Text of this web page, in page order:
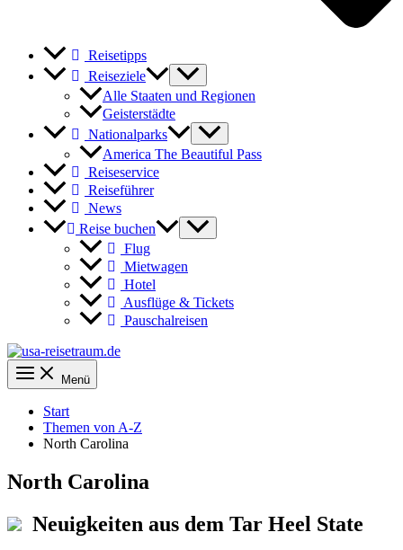
Reisetipps
Reiseziele
Alle Staaten und Regionen
Geisterstädte
Nationalparks
America The Beautiful Pass
Reiseservice
Reiseführer
News
Reise buchen
Flug
Mietwagen
Hotel
Ausflüge & Tickets
Pauschalreisen
Menü
Start
Themen von A-Z
North Carolina
North Carolina
Neuigkeiten aus dem Tar Heel State